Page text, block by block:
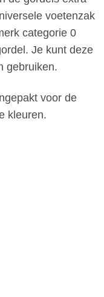
voetenzak
categorie 0
Je kunt deze
gebruiken.
voor de
kleuren.